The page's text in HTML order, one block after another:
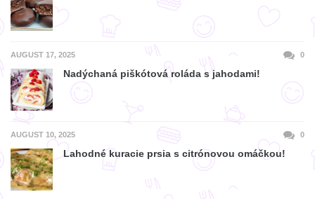
AUGUST 17, 2025 0
Nadýchaná piškótová roláda s jahodami!
AUGUST 10, 2025 0
Lahodné kuracie prsia s citrónovou omáčkou!